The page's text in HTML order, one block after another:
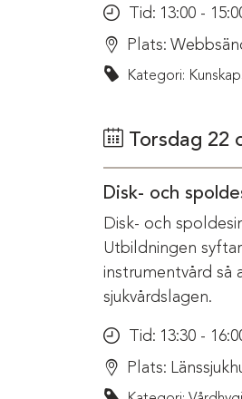
Tid: 13:00 -
Plats:
Kategori:
Torsdag 22
Disk- och
Disk- och
Utbildningen
instrumentvård så
sjukvårdslagen.
Tid: 13:30 -
Plats: